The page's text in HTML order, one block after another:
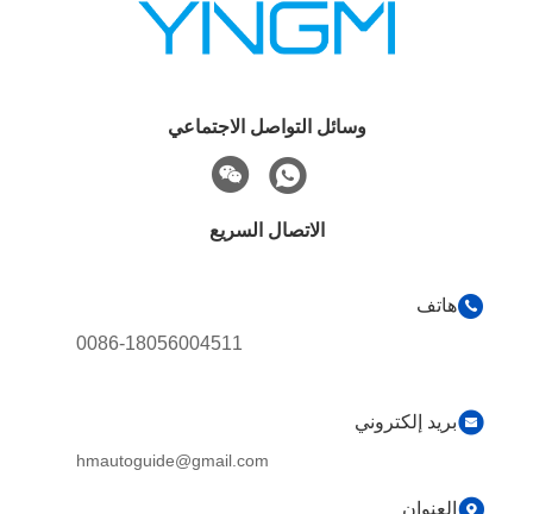
وسائل التواصل الاجتماعي
الاتصال السريع
هاتف
0086-18056004511
بريد إلكتروني
hmautoguide@gmail.com
العنوان